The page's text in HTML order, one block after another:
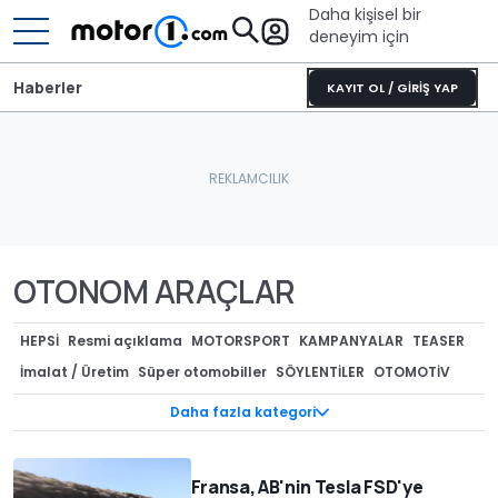
Daha kişisel bir
deneyim için
KAYIT OL / GİRİŞ YAP
Haberler
OTONOM ARAÇLAR
Daha fazla kategori
HEPSI Resmi açıklama MOTORSPORT KAMPANYALAR TEASER
İmalat / Üretim Süper otomobiller SÖYLENTİLER OTOMOTİV
CASUS FOTOĞRAFLAR
ÖZEL VERSİYONLAR
TEKNOLOJİ GERİ ÇAĞIRMALAR GENEL Tasarım
ÇEVRECİ ARAÇLAR
Fransa, AB'nin Tesla FSD'ye